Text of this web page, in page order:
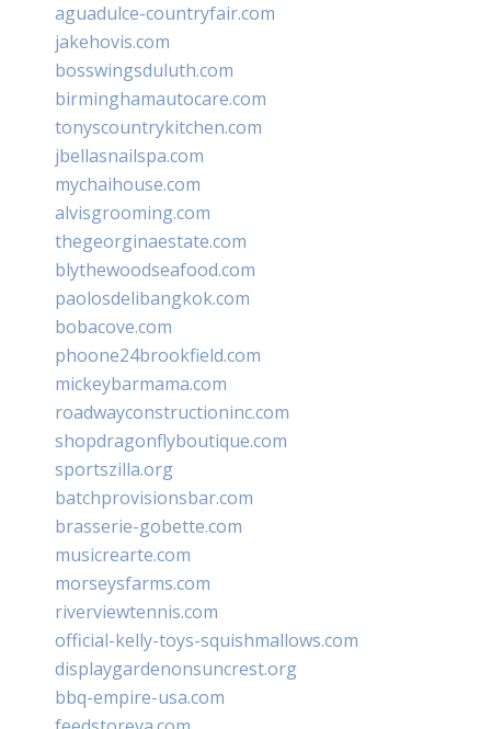
aguadulce-countryfair.com
jakehovis.com
bosswingsduluth.com
birminghamautocare.com
tonyscountrykitchen.com
jbellasnailspa.com
mychaihouse.com
alvisgrooming.com
thegeorginaestate.com
blythewoodseafood.com
paolosdelibangkok.com
bobacove.com
phoone24brookfield.com
mickeybarmama.com
roadwayconstructioninc.com
shopdragonflyboutique.com
sportszilla.org
batchprovisionsbar.com
brasserie-gobette.com
musicrearte.com
morseysfarms.com
riverviewtennis.com
official-kelly-toys-squishmallows.com
displaygardenonsuncrest.org
bbq-empire-usa.com